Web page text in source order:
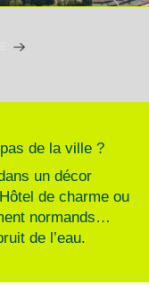
de la ville ?
un décor
de charme ou
normands…
de l’eau.